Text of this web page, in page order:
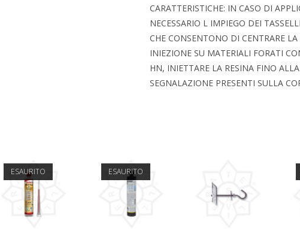
CARATTERISTICHE: IN CASO DI
NECESSARIO L IMPIEGO DEI
CHE CONSENTONO DI CENTRARE
INIEZIONE SU MATERIALI FORATI
HN, INIETTARE LA RESINA FINO
SEGNALAZIONE PRESENTI SULLA
ESAURITO ESAURITO